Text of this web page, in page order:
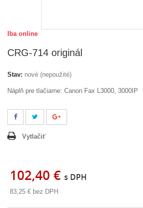
Iba online
CRG-714 originál
Stav: nové (nepoužité)
Náplň pre tlačiarne: Canon Fax L3000, 3000IP
Vytlačiť
102,40 € s DPH
83,25 € bez DPH